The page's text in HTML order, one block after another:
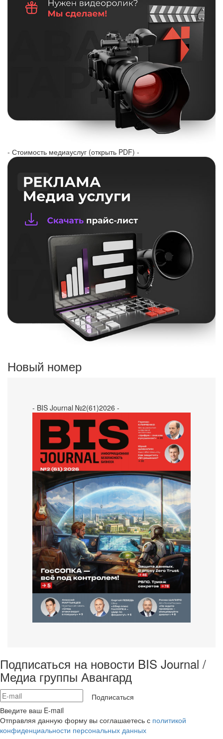
- Стоимость медиауслуг (открыть PDF) -
Новый номер
- BIS Journal №2(61)2026 -
Подписаться на новости BIS Journal /
Медиа группы Авангард
Подписаться
Введите ваш E-mail
Отправляя данную форму вы соглашаетесь с политикой
конфиденциальности персональных данных